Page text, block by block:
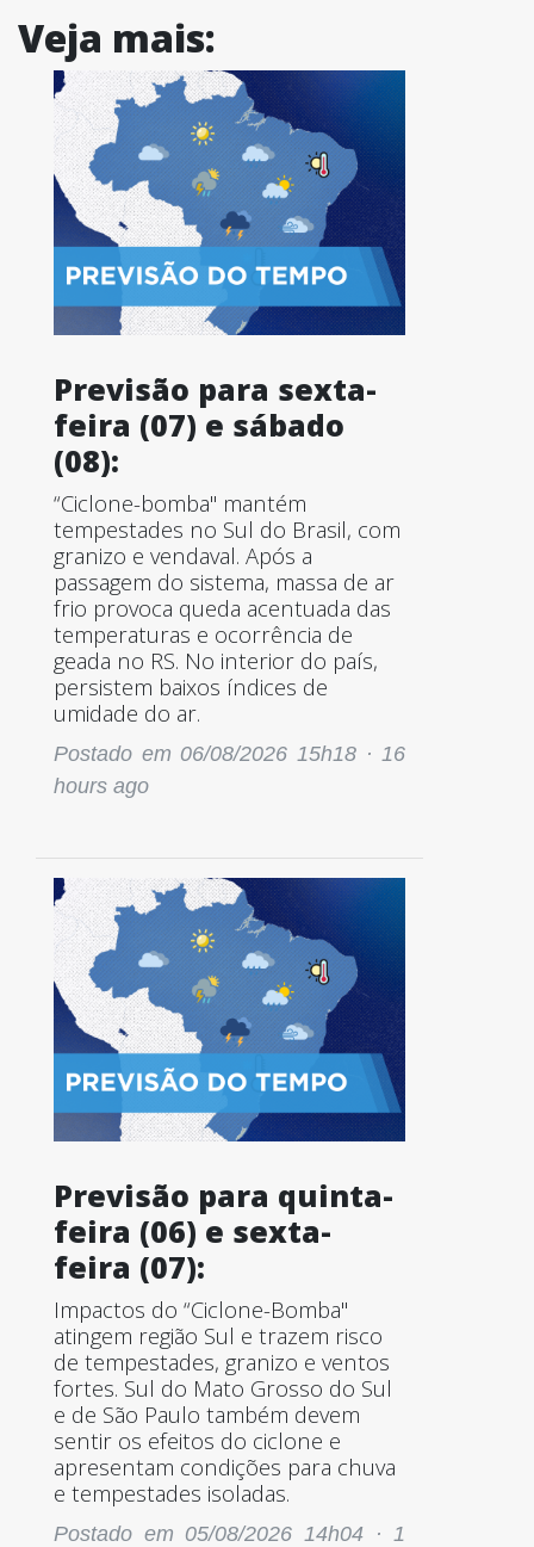
Veja mais:
Previsão para sexta-
feira (07) e sábado
(08):
“Ciclone-bomba" mantém
tempestades no Sul do Brasil, com
granizo e vendaval. Após a
passagem do sistema, massa de ar
frio provoca queda acentuada das
temperaturas e ocorrência de
geada no RS. No interior do país,
persistem baixos índices de
umidade do ar.
Postado em 06/08/2026 15h18 · 16
hours ago
Previsão para quinta-
feira (06) e sexta-
feira (07):
Impactos do “Ciclone-Bomba"
atingem região Sul e trazem risco
de tempestades, granizo e ventos
fortes. Sul do Mato Grosso do Sul
e de São Paulo também devem
sentir os efeitos do ciclone e
apresentam condições para chuva
e tempestades isoladas.
Postado em 05/08/2026 14h04 ·1